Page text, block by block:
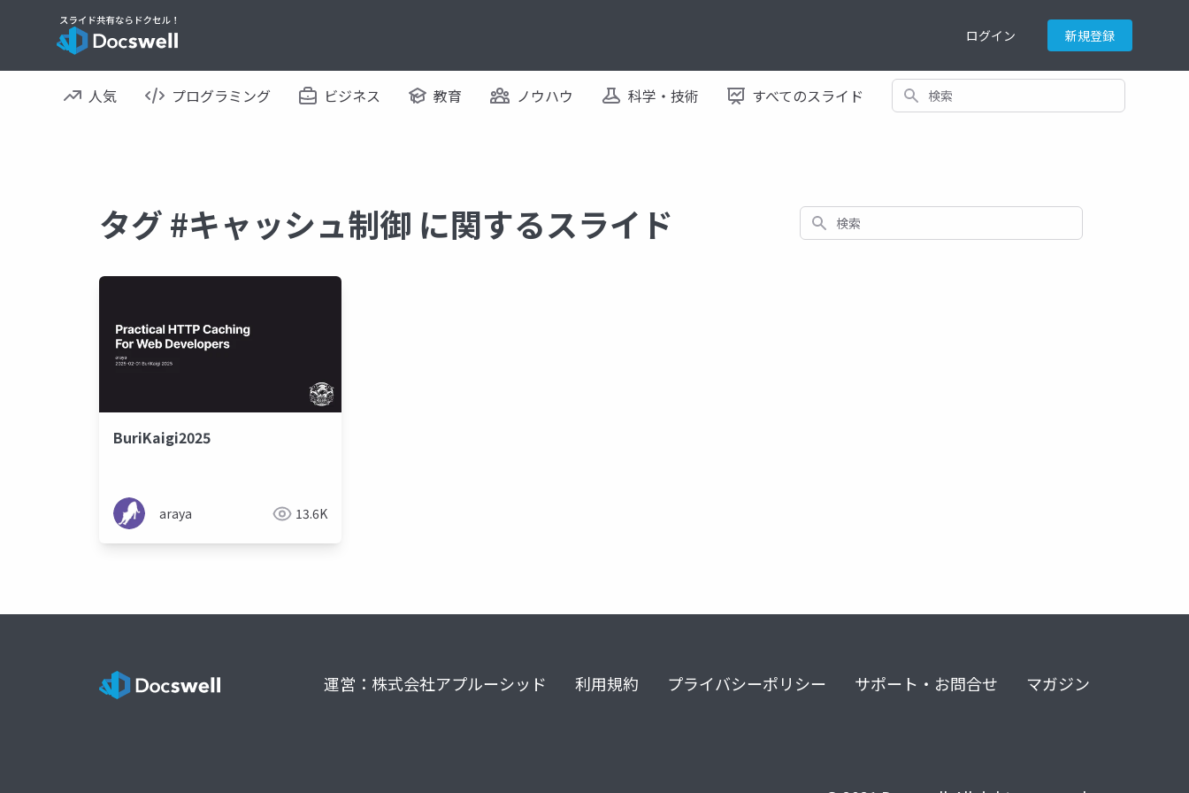
ログイン 新規登録
人気 プログラミング ビジネス 教育 ノウハウ 科学・技術 すべてのスライド 検索
タグ #キャッシュ制御 に関するスライド 検索
BuriKaigi2025
araya 13.6K
運営：株式会社アプルーシッド 利用規約 プライバシーポリシー サポート・お問合せ マガジン